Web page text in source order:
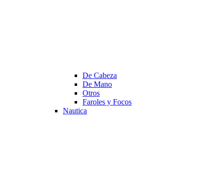
De Cabeza
De Mano
Otros
Faroles y Focos
Nautica